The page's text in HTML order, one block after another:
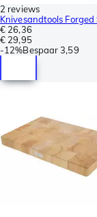
2 reviews
Knivesandtools
€ 26,36
€ 29,95
-12%Bespaar 3,59